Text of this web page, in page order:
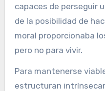
capaces de perseguir
de la posibilidad de
moral proporcionaba
pero no para vivir.
Para mantenerse
estructuran